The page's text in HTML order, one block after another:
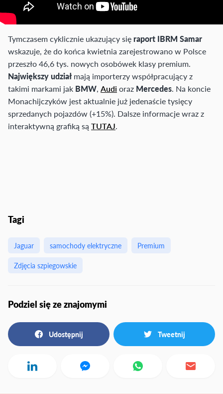
Tymczasem cyklicznie ukazujący się raport IBRM Samar
wskazuje, że do końca kwietnia zarejestrowano w Polsce
przeszło 46,6 tys. nowych osobówek klasy premium.
Największy udziałmają importerzy współpracujący z
takimi markami jak BMW, Audi oraz Mercedes. Na koncie
Monachijczyków jest aktualnie już jedenaście tysięcy
sprzedanych pojazdów (+15%). Dalsze informacje wraz z
interaktywną grafiką są TUTAJ.
Tagi
Jaguar samochody elektryczne
Premium
Zdjęcia szpiegowskie
Podziel się ze znajomymi
Udostępnij Tweetnij